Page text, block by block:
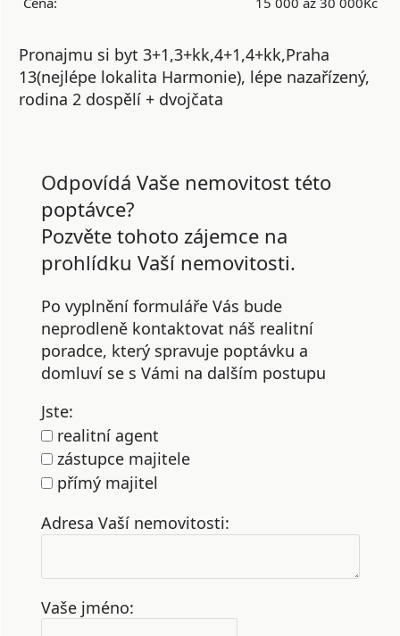
Pronajmu si byt 3+1,3+kk,4+1,4+kk,Praha
13(nejlépe lokalita Harmonie), lépe nazařízený,
rodina 2 dospělí + dvojčata
Odpovídá Vaše nemovitost této
poptávce?
Pozvěte tohoto zájemce na
prohlídku Vaší nemovitosti.
Po vyplnění formuláře Vás bude
neprodleně kontaktovat náš realitní
poradce, který spravuje poptávku a
domluví se s Vámi na dalším postupu
Jste:
realitní agent
zástupce majitele
přímý majitel
Adresa Vaší nemovitosti:
Vaše jméno: